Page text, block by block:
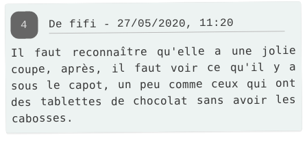
4 De fifi - 27/05/2020, 11:20
Il faut reconnaître qu'elle a une jolie
coupe, après, il faut voir ce qu'il y a
sous le capot, un peu comme ceux qui ont
des tablettes de chocolat sans avoir les
cabosses.